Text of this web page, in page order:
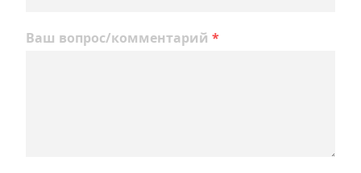
Ваш вопрос/комментарий *